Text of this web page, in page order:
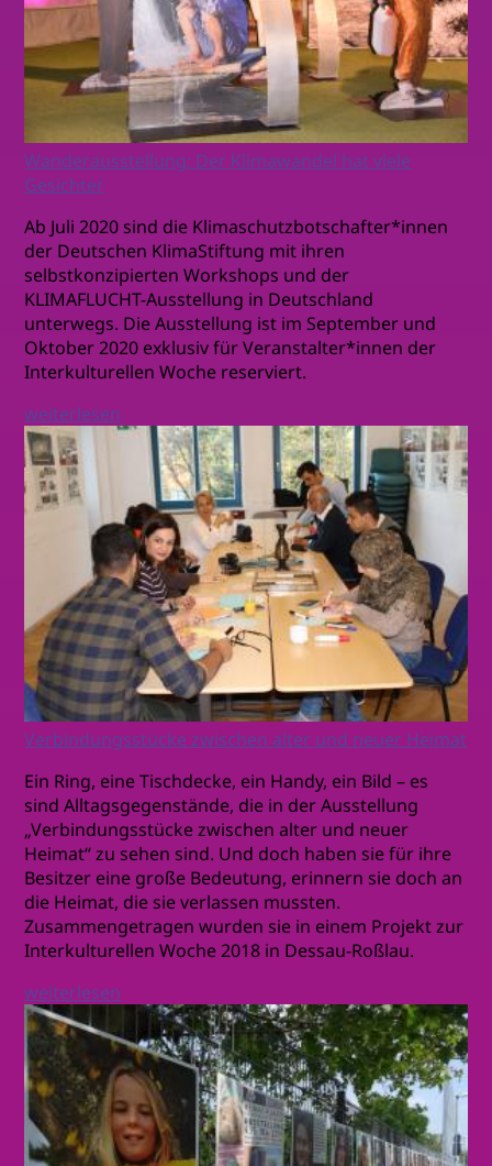
Wanderausstellung: Der Klimawandel hat viele
Gesichter
Ab Juli 2020 sind die Klimaschutzbotschafter*innen
der Deutschen KlimaStiftung mit ihren
selbstkonzipierten Workshops und der
KLIMAFLUCHT-Ausstellung in Deutschland
unterwegs. Die Ausstellung ist im September und
Oktober 2020 exklusiv für Veranstalter*innen der
Interkulturellen Woche reserviert.
weiterlesen
Verbindungsstücke zwischen alter und neuer Heimat
Ein Ring, eine Tischdecke, ein Handy, ein Bild – es
sind Alltagsgegenstände, die in der Ausstellung
„Verbindungsstücke zwischen alter und neuer
Heimat“ zu sehen sind. Und doch haben sie für ihre
Besitzer eine große Bedeutung, erinnern sie doch an
die Heimat, die sie verlassen mussten.
Zusammengetragen wurden sie in einem Projekt zur
Interkulturellen Woche 2018 in Dessau-Roßlau.
weiterlesen